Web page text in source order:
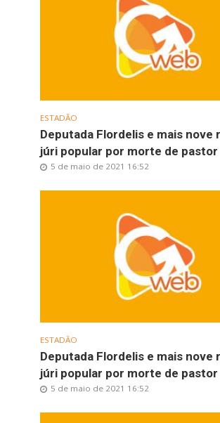
ESTADÃO
Deputada Flordelis e mais nove
júri popular por morte de pastor
5 de maio de 2021 16:52
ESTADÃO
Deputada Flordelis e mais nove
júri popular por morte de pastor
5 de maio de 2021 16:52